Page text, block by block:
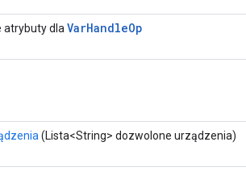
atrybuty dla VarHandleOp
(Lista<String> dozwolone urządzenia)